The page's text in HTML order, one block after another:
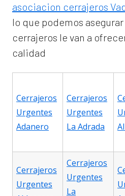
asociacion cerrajeros
lo que podemos
cerrajeros le van a
calidad
Cerrajeros
Urgentes
Adanero
Cerrajeros
Urgentes
La Adrada
Cerrajeros
Urgentes
Cerrajeros
Urgentes
La